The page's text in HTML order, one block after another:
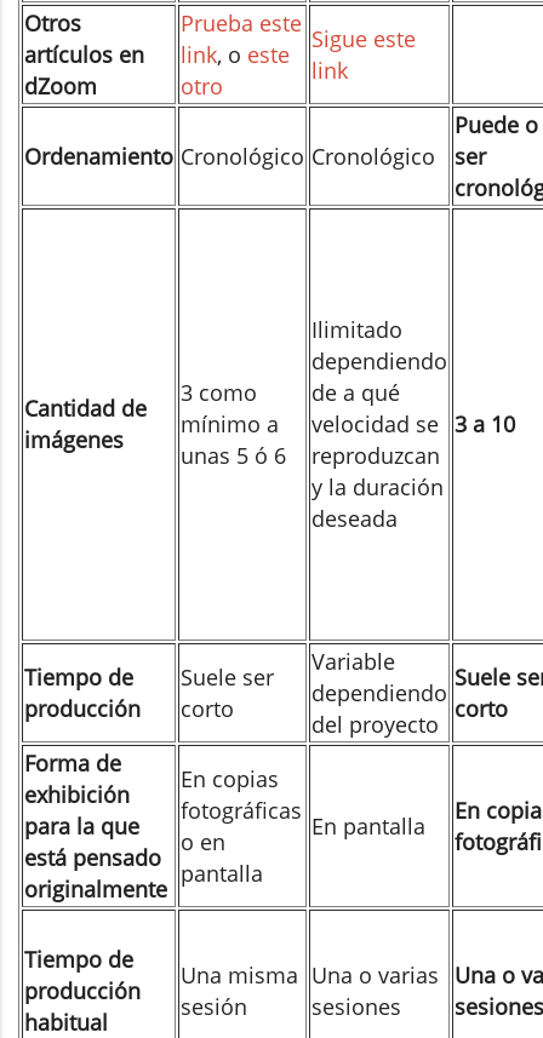
Otros
artículos en
dZoom
Prueba este
link, o este
otro
Sigue este
link
Ordenamiento Cronológico Cronológico
Puede
ser
Cantidad de
imágenes
3 como
mínimo a
unas 5 ó 6
Ilimitado
dependiendo
de a qué
velocidad se
reproduzcan
y la duración
deseada
3 a 10
Tiempo de
producción
Suele ser
corto
Variable
dependiendo
del proyecto
Suele
corto
Forma de
exhibición
para la que
está pensado
originalmente
En copias
fotográficas
o en
pantalla
En pantalla
En
Tiempo de
producción
habitual
Una misma
sesión
Una o varias
sesiones
Una o
sesiones